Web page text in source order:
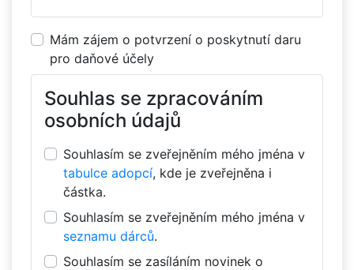
Mám zájem o potvrzení o poskytnutí daru
pro daňové účely
Souhlas se zpracováním
osobních údajů
Souhlasím se zveřejněním mého jména v
tabulce adopcí, kde je zveřejněna i
částka.
Souhlasím se zveřejněním mého jména v
seznamu dárců.
Souhlasím se zasíláním novinek o